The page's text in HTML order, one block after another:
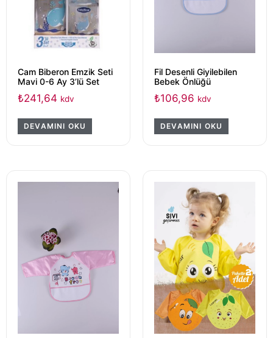
Cam Biberon Emzik Seti
Mavi 0-6 Ay 3’lü Set
₺241,64 kdv
DEVAMINI OKU
Fil Desenli Giyilebilen
Bebek Önlüğü
₺106,96 kdv
DEVAMINI OKU